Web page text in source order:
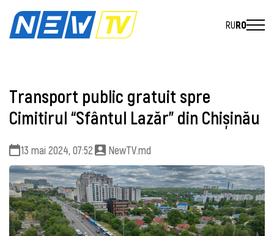
RURO
Transport public gratuit spre
Cimitirul “Sfântul Lazăr” din Chișinău
13 mai 2024, 07:52 NewTV.md